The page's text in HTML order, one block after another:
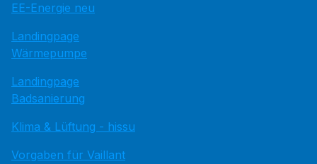
EE-Energie neu
Landingpage
Wärmepumpe
Landingpage
Badsanierung
Klima & Lüftung - hissu
Vorgaben für Vaillant